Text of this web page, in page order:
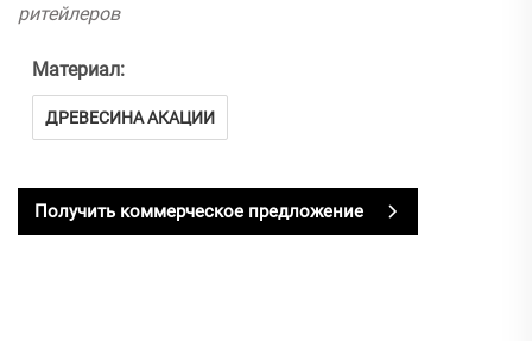
ритейлеров
Материал:
ДРЕВЕСИНА АКАЦИИ
Получить коммерческое предложение